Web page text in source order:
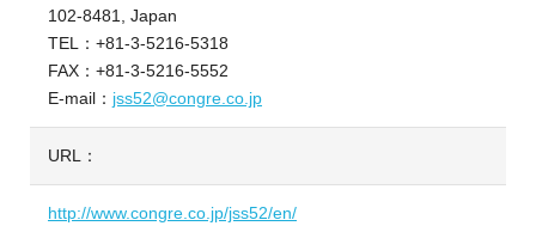
102-8481, Japan
TEL：+81-3-5216-5318
FAX：+81-3-5216-5552
E-mail： jss52@congre.co.jp
URL：
http://www.congre.co.jp/jss52/en/